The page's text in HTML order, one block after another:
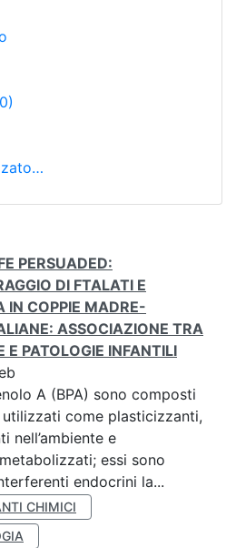
PERSUADED:
DI FTALATI E
IN COPPIE MADRE-
ASSOCIAZIONE TRA
E PATOLOGIE INFANTILI
A (BPA) sono composti
come plasticizzanti,
nell’ambiente e
essi sono
endocrini la...
CHIMICI